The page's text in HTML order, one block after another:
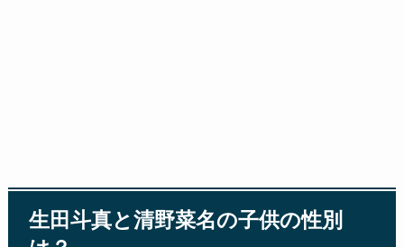
生田斗真と清野菜名の子供の性別